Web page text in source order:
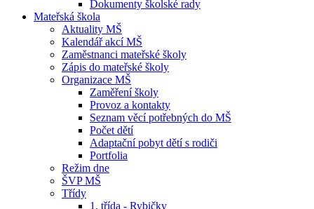
Dokumenty školské rady
Mateřská škola
Aktuality MŠ
Kalendář akcí MŠ
Zaměstnanci mateřské školy
Zápis do mateřské školy
Organizace MŠ
Zaměření školy
Provoz a kontakty
Seznam věcí potřebných do MŠ
Počet dětí
Adaptační pobyt dětí s rodiči
Portfolia
Režim dne
ŠVP MŠ
Třídy
1. třída - Rybičky